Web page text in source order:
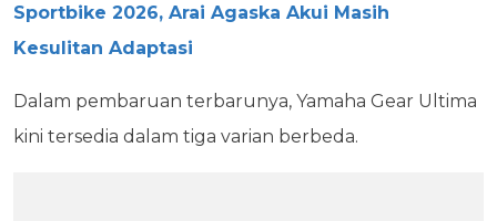
Sportbike 2026, Arai Agaska Akui Masih
Kesulitan Adaptasi
Dalam pembaruan terbarunya, Yamaha Gear Ultima
kini tersedia dalam tiga varian berbeda.